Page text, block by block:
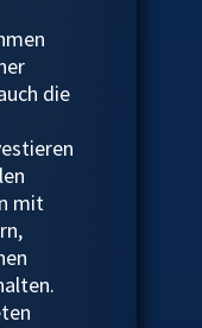
die
mit